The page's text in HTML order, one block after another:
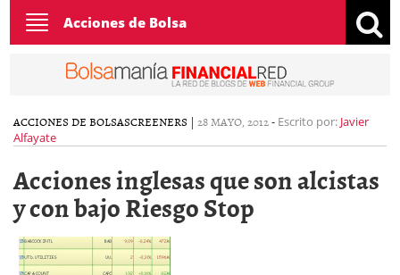
Toggle
navigation
Acciones de Bolsa
ACCIONES DE BOLSASCREENERS | 28 MAYO, 2012- Escrito por: Javier
Alfayate
Acciones inglesas que son alcistas
y con bajo Riesgo Stop